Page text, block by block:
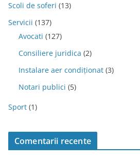
Scoli de soferi (13)
Servicii (137)
Avocati (127)
Consiliere juridica (2)
Instalare aer condiționat (3)
Notari publici (5)
Sport (1)
Comentarii recente